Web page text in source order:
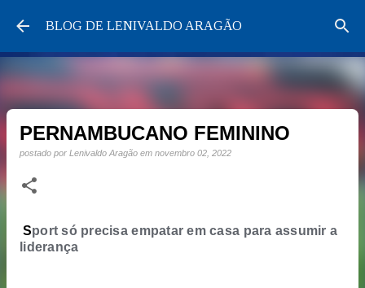
Pular para o conteúdo principal
BLOG DE LENIVALDO ARAGÃO
PERNAMBUCANO FEMININO
postado por Lenivaldo Aragão em novembro 02, 2022
Sport só precisa empatar em casa para assumir a
liderança